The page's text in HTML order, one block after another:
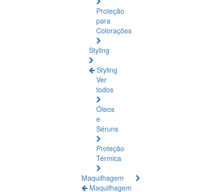
Proteção
para
Colorações
Styling
Styling
Ver
todos
Óleos
e
Séruns
Proteção
Térmica
Maquilhagem
Maquilhagem